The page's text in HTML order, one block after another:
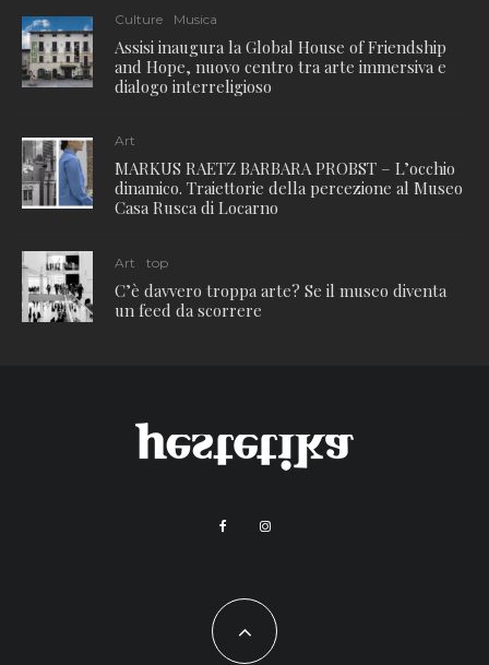
Culture Musica
Assisi inaugura la Global House of Friendship
and Hope, nuovo centro tra arte immersiva e
dialogo interreligioso
Art
MARKUS RAETZ BARBARA PROBST – L’occhio
dinamico. Traiettorie della percezione al Museo
Casa Rusca di Locarno
Art top
C’è davvero troppa arte? Se il museo diventa
un feed da scorrere